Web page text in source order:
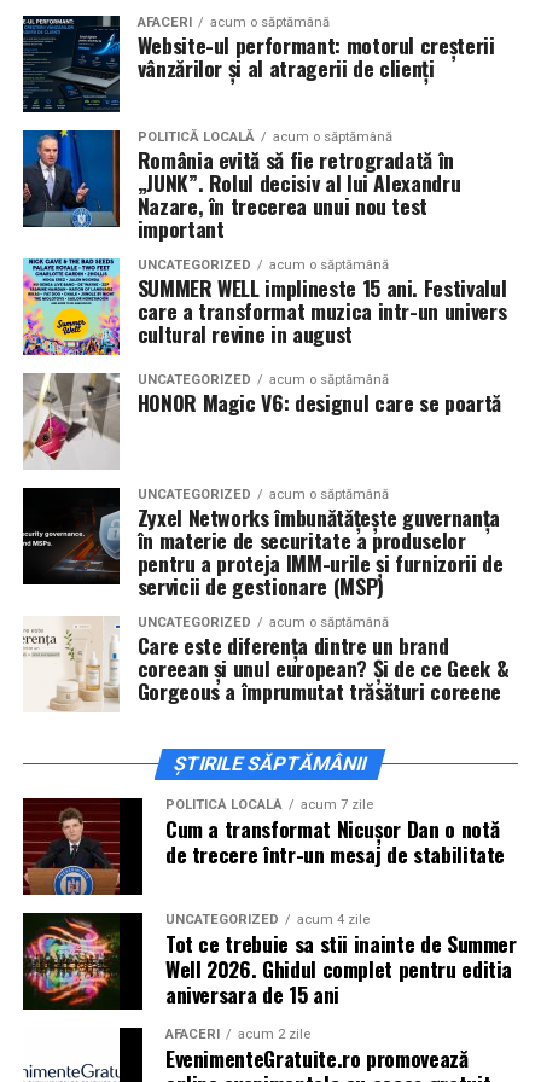
prezenta filmul alături de colegii lor
Alexandra Răduță și Gabriel Vatavu.
Cinema City Shopping City Galați
12 februarie de la 18:30la întâlnirea cu actrițele
State și Azaleea Necula și regizorul Paul Decu.
Pe 13 februarie la ora 18:30, spectatorii dinIași
invitați la proiecția specială din
Mall, alături de regizorulPaul Decuși de
actoriiGabriel Vatavu, Sergiu Costache, Azaleea
Necula, Alexandra Răduță.
De „Ziua Îndrăgostiților”, pe14 februarie, în Cinema
City Iulius Mall Suceava, de la 18:30, spectatorii sunt
invitați la film alături de regizorul
actoriiSergiu Costache, Vlad si Oana Gherman,
Alexandra Răduță.
Cineplexx Băneasa Shopping City
Bucureștigăzduiește o proiecție specială în prezența
întregii echipe pe15 februarie, de la 17:30.
Craiova , regizorul Paul Decuși actorii Sergiu
Costache, Azaleea Necula și Oana Gherman vor
Mall pe 16 februarie de la ora 18:00.
ActoriiVlad Gherman, Oana Gherman și Ioana
Ginghinăvin la întâlnirea cu publicul dinCinema City
Vivo! Pitești pe 17 februarie, de la 18:30și vor
participa la o discuție după proiecție, alături de
regizorul
Paul Decu.
Caravana„În pielea mea” ajunge laCinema City
Shopping City Ploiești, pe 18 februarie,
proiecția specială introdusă de regizorul
alături de actoriiIoana State, Vlad și Oana Gherman,
AFACERI acum o săptămână
Website-ul performant: motorul creșterii
vânzărilor și al atragerii de clienți
POLITICĂ LOCALĂ acum o săptămână
România evită să fie retrogradată în
„JUNK”. Rolul decisiv al lui Alexandru
Nazare, în trecerea unui nou test
important
UNCATEGORIZED acum o săptămână
SUMMER WELL implineste 15 ani. Festivalul
care a transformat muzica intr-un univers
cultural revine in august
UNCATEGORIZED acum o săptămână
HONOR Magic V6: designul care se poartă
UNCATEGORIZED acum o săptămână
Zyxel Networks îmbunătățește guvernanța
în materie de securitate a produselor
pentru a proteja IMM-urile și furnizorii de
servicii de gestionare (MSP)
UNCATEGORIZED acum o săptămână
Care este diferența dintre un brand
coreean și unul european? Și de ce Geek &
Gorgeous a împrumutat trăsături coreene
ȘTIRILE SĂPTĂMÂNII
POLITICĂ LOCALĂ acum 7 zile
Cum a transformat Nicușor Dan o notă
de trecere într-un mesaj de stabilitate
UNCATEGORIZED acum 4 zile
Tot ce trebuie sa stii inainte de Summer
Well 2026. Ghidul complet pentru editia
aniversara de 15 ani
AFACERI acum 2 zile
EvenimenteGratuite.ro promovează